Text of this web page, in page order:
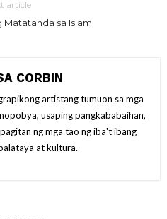
article
Matatanda sa Islam
CORBIN
artistang tumuon sa mga
usaping pangkababaihan,
ng mga tao ng iba't ibang
at kultura.